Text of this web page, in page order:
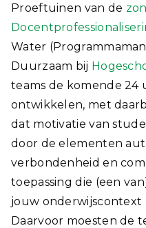
Proeftuinen van de
Water
Duurzaam bij
teams de komende 24
ontwikkelen, met
dat motivatie van
door de elementen
verbondenheid en
toepassing die (een
jouw onderwijscontext
Daarvoor moesten de